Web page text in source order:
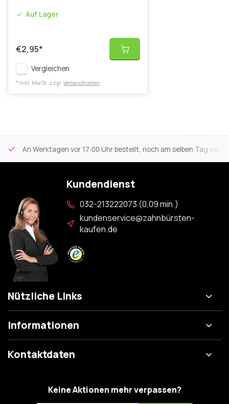
Auf Lager
€2,95*
Vergleichen
* Inkl. MwSt. zzgl. Versandkosten
An Werktagen vor 17:00 Uhr bestellt, noch am selben Tag
Kundendienst
032-213222073 (0,09 min.)
kundenservice@zahnbürsten-
kaufen.de
Nützliche Links
Informationen
Kontaktdaten
Keine Aktionen mehr verpassen?